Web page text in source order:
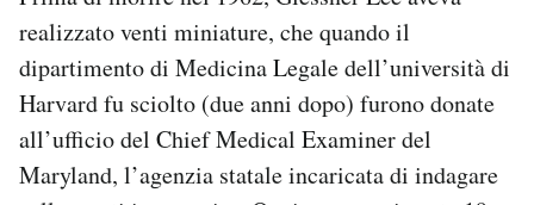
realizzato venti miniature, che quando il
dipartimento di Medicina Legale dell’università di
Harvard fu sciolto (due anni dopo) furono donate
all’ufficio del Chief Medical Examiner del
Maryland, l’agenzia statale incaricata di indagare